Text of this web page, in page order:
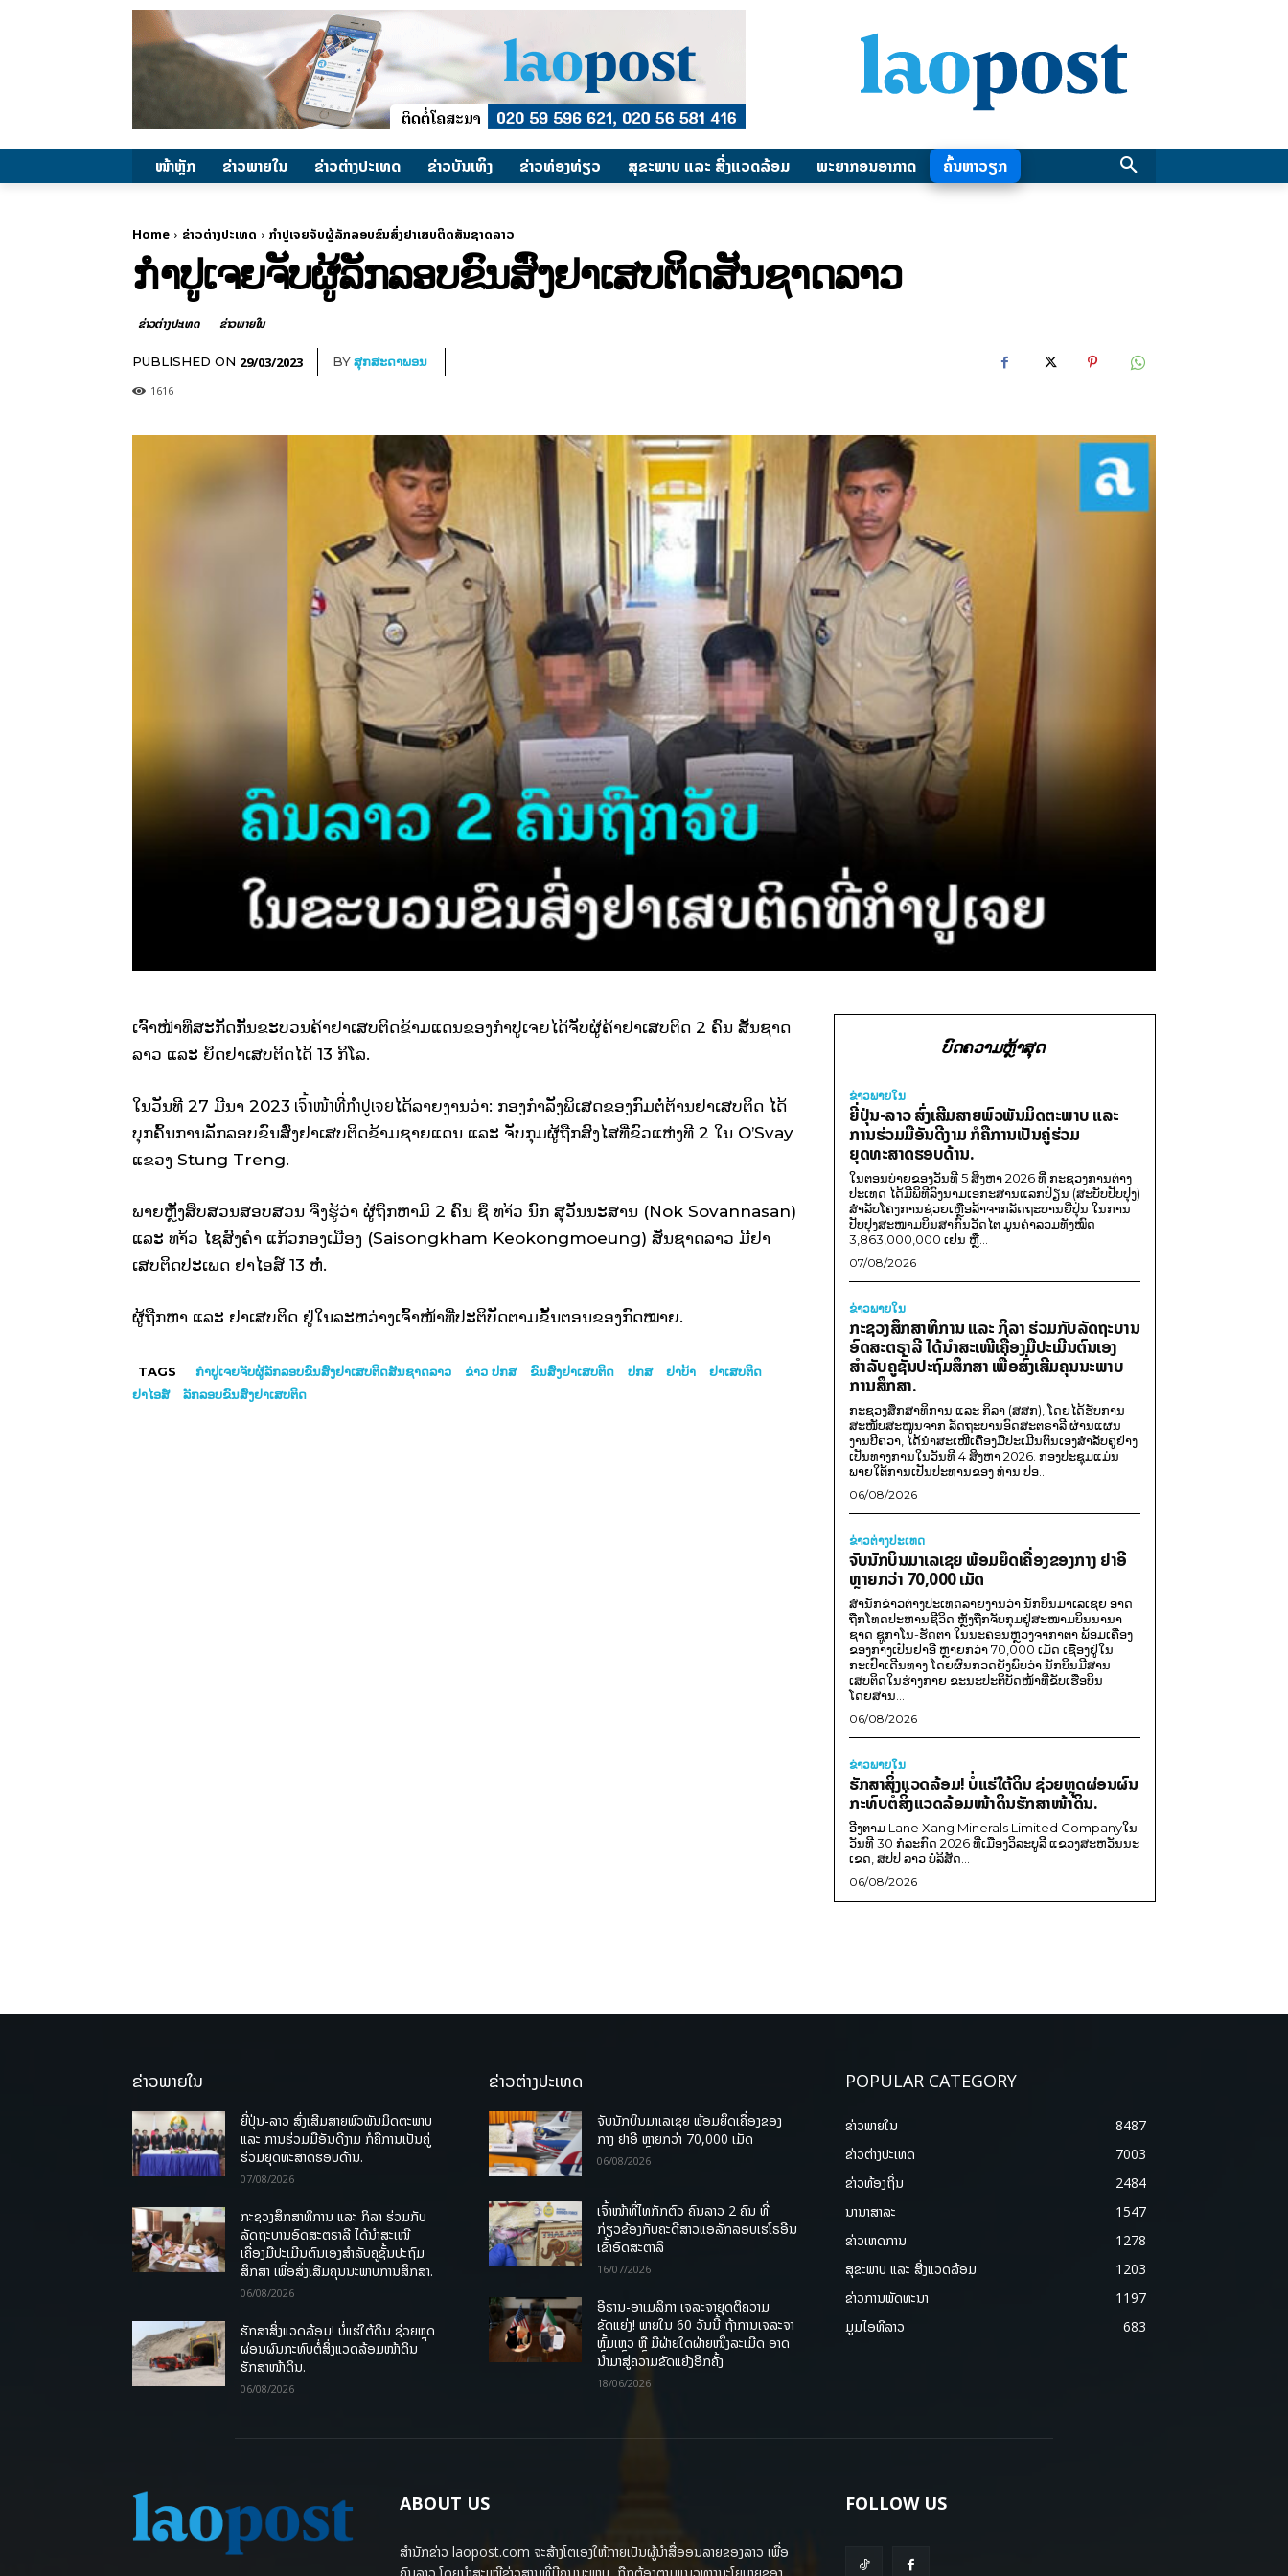
ໜ້າຫຼັກ ຂ່າວພາຍ​ໃນ ຂ່າວຕ່າງປະເທດ ​ຂ່າວບັນເທິງ ​ຂ່າວທ່ອງທ່ຽວ ສຸຂະພາບ ແລະ ສີ່ງແວດລ້ອມ ພະຍາກອນອາກາດ ຄົ້ນຫາວຽກ
Home ຂ່າວຕ່າງປະເທດ ກຳປູເຈຍຈັບຜູ້ລັກລອບຂົນສົ່ງຢາເສບຕິດສັນຊາດລາວ
ກຳປູເຈຍຈັບຜູ້ລັກລອບຂົນສົ່ງຢາເສບຕິດສັນຊາດລາວ
ຂ່າວຕ່າງປະເທດ ຂ່າວພາຍ​ໃນ
PUBLISHED ON 29/03/2023 BYສຸກສະດາພອນ
1616
ເຈົ້າໜ້າທີ່ສະກັດກັ້ນຂະບວນຄ້າຢາເສບຕິດຂ້າມແດນຂອງກຳປູເຈຍໄດ້ຈັບຜູ້ຄ້າຢາເສບຕິດ 2 ຄົນ ສັນຊາດ
ລາວ ແລະ ຍຶດຢາເສບຕິດໄດ້ 13 ກິໂລ.
ໃນວັນທີ 27 ມີນາ 2023 ເຈົ້າໜ້າທີ່ກຳປູເຈຍໄດ້ລາຍງານວ່າ: ກອງກຳລັງພິເສດຂອງກົມຕໍ່ຕ້ານຢາເສບຕິດ ໄດ້
ບຸກຄົ້ນການລັກລອບຂົນສົ່ງຢາເສບຕິດຂ້າມຊາຍແດນ ແລະ ຈັບກຸມຜູ້ຖືກສົງໄສທີ່ຂົວແຫ່ງທີ 2 ໃນ O’Svay
ແຂວງ Stung Treng.
ພາຍຫຼັງສືບສວນສອບສວນ ຈຶ່ງຮູ້ວ່າ ຜູ້ຖືກຫາມີ 2 ຄົນ ຊື່ ທາ້ວ ນົກ ສຸວັນນະສານ (Nok Sovannasan)
ແລະ ທາ້ວ ໄຊສົງຄຳ ແກ້ວກອງເມືອງ (Saisongkham Keokongmoeung) ສັນຊາດລາວ ມີຢາ
ເສບຕິດປະເພດ ຢາໄອສ໌ 13 ຫໍ່.
ຜູ້ຖືກຫາ ແລະ ຢາເສບຕິດ ຢູ່ໃນລະຫວ່າງເຈົ້າໜ້າທີ່ປະຕິບັດຕາມຂັ້ນຕອນຂອງກົດໝາຍ.
TAGS ກຳປູເຈຍຈັບຜູ້ລັກລອບຂົນສົ່ງຢາເສບຕິດສັນຊາດລາວ ຂ່າວ ປກສ ຂົນສົ່ງຢາເສບຕິດ ປກສ ຢາ​ບ້າ
ຢາເສບຕິດ
ຢາໄອສ໌
ລັກລອບຂົນສົ່ງຢາເສບຕິດ
ບົດຄວາມຫຼ້າສຸດ
ຂ່າວພາຍ​ໃນ
ຍີ່ປຸ່ນ-ລາວ ສົ່ງເສີມສາຍພົວພັນມິດຕະພາບ ແລະ
ການຮ່ວມມືອັນດີງາມ ກໍຄືການເປັນຄູ່ຮ່ວມ
ຍຸດທະສາດຮອບດ້ານ.
ໃນຕອນບ່າຍຂອງວັນທີ 5 ສິງຫາ 2026 ທີ່ ກະຊວງການຕ່າງ
ປະເທດ ໄດ້ມີພິທີລົງນາມເອກະສານແລກປ່ຽນ (ສະບັບປັບປຸງ)
ສໍາລັບໂຄງການຊ່ວຍເຫຼືອລ້າຈາກລັດຖະບານຍີ່ປຸ່ນ ໃນການ
ປັບປຸງສະໜາມບິນສາກົນວັດໄຕ ມູນຄ່າລວມທັງໝົດ
3,863,000,000 ເຢນ ຫຼື...
07/08/2026
ຂ່າວພາຍ​ໃນ
ກະຊວງສຶກສາທິການ ແລະ ກິລາ ຮ່ວມກັບລັດຖະບານ
ອົດສະຕຣາລີ ໄດ້ນຳສະເໜີເຄື່ອງມືປະເມີນຕົນເອງ
ສຳລັບຄູຊັ້ນປະຖົມສຶກສາ ເພື່ອສົ່ງເສີມຄຸນນະພາບ
ການສຶກສາ.
ກະຊວງສຶກສາທິການ ແລະ ກິລາ (ສສກ), ໂດຍໄດ້ຮັບການ
ສະໜັບສະໜູນຈາກ ລັດຖະບານອົດສະຕຣາລີ ຜ່ານແຜນ
ງານບີຄວາ, ໄດ້ນຳສະເໜີເຄື່ອງມືປະເມີນຕົນເອງສຳລັບຄູຢ່າງ
ເປັນທາງການໃນວັນທີ 4 ສິງຫາ 2026. ກອງປະຊຸມແມ່ນ
ພາຍໃຕ້ການເປັນປະທານຂອງ ທ່ານ ປອ...
06/08/2026
ຂ່າວຕ່າງປະເທດ
ຈັບນັກບິນມາເລເຊຍ ພ້ອມຍຶດເຄື່ອງຂອງກາງ ຢາອີ
ຫຼາຍກວ່າ 70,000 ເມັດ
ສຳນັກຂ່າວຕ່າງປະເທດລາຍງານວ່າ ນັກບິນມາເລເຊຍ ອາດ
ຖືກໂທດປະຫານຊີວິດ ຫຼັງຖືກຈັບກຸມຢູ່ສະໜາມບິນນານາ
ຊາດ ຊູກາໂນ-ຮັດຕາ ໃນນະຄອນຫຼວງຈາກາຕາ ພ້ອມເຄື່ອງ
ຂອງກາງເປັນຢາອີ ຫຼາຍກວ່າ 70,000 ເມັດ ເຊື່ອງຢູ່ໃນ
ກະເປົາເດີນທາງ ໂດຍຜົນກວດຍັງພົບວ່າ ນັກບິນມີສານ
ເສບຕິດໃນຮ່າງກາຍ ຂະນະປະຕິບັດໜ້າທີ່ຂັບເຮືອບິນ
ໂດຍສານ...
06/08/2026
ຂ່າວພາຍ​ໃນ
ຮັກສາສິ່ງແວດລ້ອມ! ບໍ່ແຮ່ໃຕ້ດິນ ຊ່ວຍຫຼຸດຜ່ອນຜົນ
ກະທົບຕໍ່ສິ່ງແວດລ້ອມໜ້າດິນຮັກສາໜ້າດິນ.
ອີງຕາມ Lane Xang Minerals Limited Companyໃນ
ວັນທີ 30 ກໍລະກົດ 2026 ທີ່ເມືອງວິລະບູລີ ແຂວງສະຫວັນນະ
ເຂດ, ສປປ ລາວ ບໍລິສັດ...
06/08/2026
ຂ່າວພາຍໃນ
ຍີ່ປຸ່ນ-ລາວ ສົ່ງເສີມສາຍພົວພັນມິດຕະພາບ
ແລະ ການຮ່ວມມືອັນດີງາມ ກໍຄືການເປັນຄູ່
ຮ່ວມຍຸດທະສາດຮອບດ້ານ.
07/08/2026
ກະຊວງສຶກສາທິການ ແລະ ກິລາ ຮ່ວມກັບ
ລັດຖະບານອົດສະຕຣາລີ ໄດ້ນຳສະເໜີ
ເຄື່ອງມືປະເມີນຕົນເອງສຳລັບຄູຊັ້ນປະຖົມ
ສຶກສາ ເພື່ອສົ່ງເສີມຄຸນນະພາບການສຶກສາ.
06/08/2026
ຮັກສາສິ່ງແວດລ້ອມ! ບໍ່ແຮ່ໃຕ້ດິນ ຊ່ວຍຫຼຸດ
ຜ່ອນຜົນກະທົບຕໍ່ສິ່ງແວດລ້ອມໜ້າດິນ
ຮັກສາໜ້າດິນ.
06/08/2026
ຂ່າວຕ່າງປະເທດ
ຈັບນັກບິນມາເລເຊຍ ພ້ອມຍຶດເຄື່ອງຂອງ
ກາງ ຢາອີ ຫຼາຍກວ່າ 70,000 ເມັດ
06/08/2026
ເຈົ້າໜ້າທີ່ໄທກັກຕົວ ຄົນລາວ 2 ຄົນ ທີ່
ກ່ຽວຂ້ອງກັບຄະດີສາວແອລັກລອບເຮໂຣອີນ
ເຂົ້າອົດສະຕາລີ
16/07/2026
ອີຣານ-ອາເມລິກາ ເຈລະຈາຍຸດຕິຄວາມ
ຂັດແຍ່ງ! ພາຍໃນ 60 ວັນນີ້ ຖ້າການເຈລະຈາ
ຫຼົ້ມເຫຼວ ຫຼື ມີຝ່າຍໃດຝ່າຍໜຶ່ງລະເມີດ ອາດ
ນໍາມາສູ່ຄວາມຂັດແຍ້ງອີກຄັ້ງ
18/06/2026
POPULAR CATEGORY
ຂ່າວພາຍ​ໃນ
8487
ຂ່າວຕ່າງປະເທດ
7003
ຂ່າວທ້ອງຖິ່ນ
2484
ນານາສາລະ
1547
ຂ່າວເຫດການ
1278
ສຸຂະພາບ ແລະ ສີ່ງແວດລ້ອມ
1203
ຂ່າວການພັດທະນາ
1197
ມູມໄອທີລາວ
683
ABOUT US
ສຳນັກຂ່າວ laopost.com ຈະສ້າງໂຕເອງໃຫ້ກາຍເປັນຜູ້ນຳສື່ອອນລາຍຂອງລາວ ເພື່ອ
ຄົນລາວ ໂດຍນຳສະເໜີຂ່າວສານທີ່ມີຄຸນນະພາບ, ຖືກຕ້ອງຕາມແນວທາງນະໂຍບາຍຂອງ
FOLLOW US